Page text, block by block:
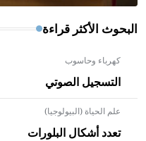
البحوث الأكثر قراءة
كهرباء وحاسوب
التسجيل الصوتي
علم الحياة (البيولوجيا)
تعدد أشكال البلورات